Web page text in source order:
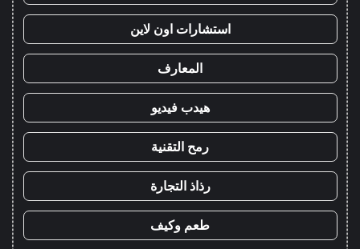
استشارات اون لاين
المعارف
هيدب فيديو
رمح التقنية
رذاذ التجارة
طعم وكيف